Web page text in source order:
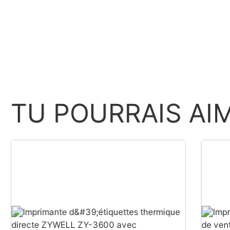
TU POURRAIS